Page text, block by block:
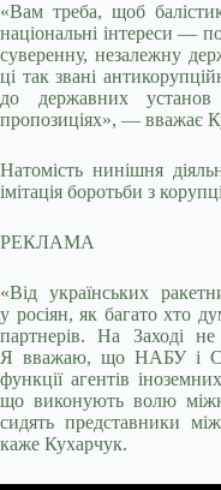
«Вам треба, щоб
національні інтереси —
суверенну, незалежну
ці так звані
до державних
пропозиціях», — вважає
Натомість нинішня
імітація боротьби з
РЕКЛАМА
«Від українських
у росіян, як багато хто
партнерів. На Заході
Я вважаю, що НАБУ і
функції агентів
що виконують волю
сидять представники
каже Кухарчук.